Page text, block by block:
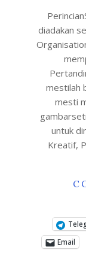
diadakan
mestilah
mesti
untuk
Kreatif,
Email